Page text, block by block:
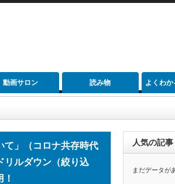
動画サロン 読み物 よくわ
代にどうあるべきか、どうすればより良い未来を築
て」（コロナ共存時代
リルダウン（絞り込
人気の記事
まだデータが